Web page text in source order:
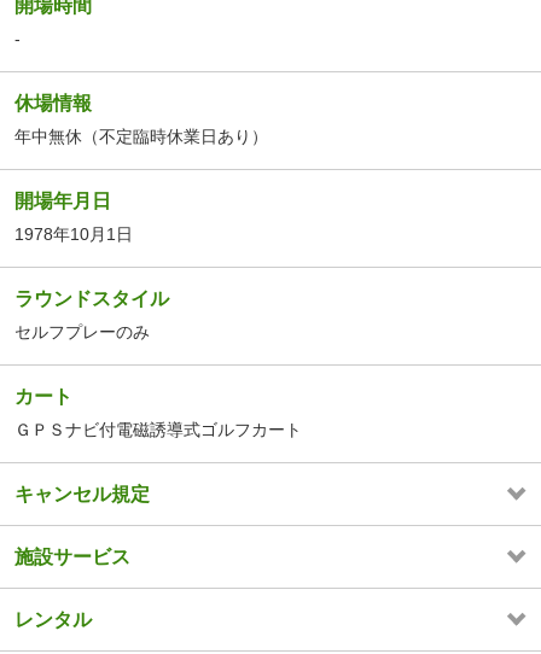
開場時間
-
休場情報
年中無休（不定臨時休業日あり）
開場年月日
1978年10月1日
ラウンドスタイル
セルフプレーのみ
カート
ＧＰＳナビ付電磁誘導式ゴルフカート
キャンセル規定
施設サービス
レンタル